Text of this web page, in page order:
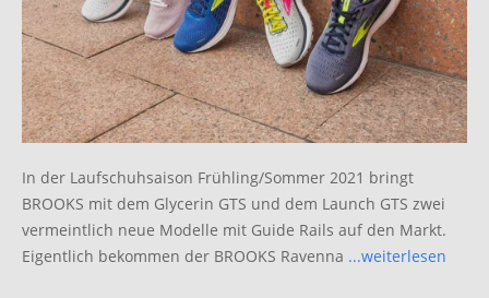
In der Laufschuhsaison Frühling/Sommer 2021 bringt
BROOKS mit dem Glycerin GTS und dem Launch GTS zwei
vermeintlich neue Modelle mit Guide Rails auf den Markt.
Eigentlich bekommen der BROOKS Ravenna ...weiterlesen